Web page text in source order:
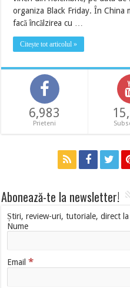
organiza Black Friday. În China
facă încălzirea cu …
Citește tot articolul »
6,983
Prieteni
Abonează-te la newsletter!
Știri, review-uri, tutoriale, direct
Nume
Email*